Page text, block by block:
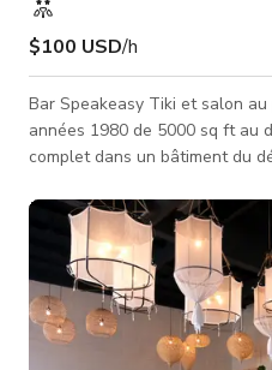
$100 USD/h
Bar Speakeasy Tiki et salon
années 1980 de 5000 sq ft au
complet dans un bâtiment du
plafonds à poutres
balcon/terrasse au deuxième étage. Nous
d'accueillir votre séance
événement. Le bâtiment fait
3 vendeurs de